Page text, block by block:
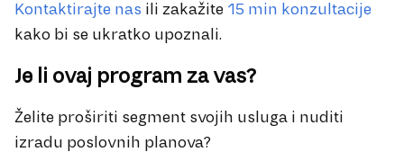
Kontaktirajte nas ili zakažite 15 min konzultacije
kako bi se ukratko upoznali.
Je li ovaj program za vas?
Želite proširiti segment svojih usluga i nuditi
izradu poslovnih planova?